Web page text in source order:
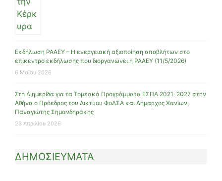
Εκδήλωση ΡΑΑΕΥ – Η ενεργειακή αξιοποίηση αποβλήτων στο
επίκεντρο εκδήλωσης που διοργανώνει η ΡΑΑΕΥ (11/5/2026)
6 Μαΐου 2026
Στη Διημερίδα για τα Τομεακά Προγράμματα ΕΣΠΑ 2021-2027 στην
Αθήνα ο Πρόεδρος του Δικτύου ΦοΔΣΑ και Δήμαρχος Χανίων,
Παναγιώτης Σημανδηράκης
23 Απριλίου 2026
ΔΗΜΟΣΙΕΥΜΑΤΑ